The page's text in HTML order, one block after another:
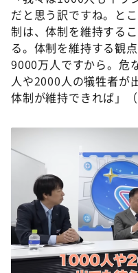
だと思う訳ですね。と
制は、体制を維持する
る。体制を維持する観
9000万人ですから。危
人や2000人の犠牲者が
体制が維持できれば」（